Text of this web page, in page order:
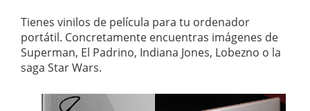
Tienes vinilos de película para tu ordenador
portátil. Concretamente encuentras imágenes de
Superman, El Padrino, Indiana Jones, Lobezno o la
saga Star Wars.